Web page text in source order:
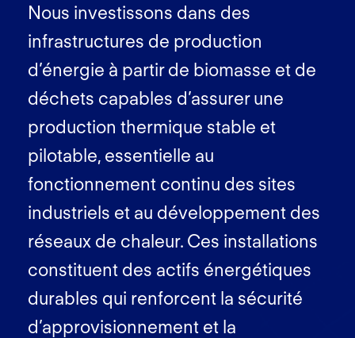
Nous investissons dans des
infrastructures de production
d’énergie à partir de biomasse et de
déchets capables d’assurer une
production thermique stable et
pilotable, essentielle au
fonctionnement continu des sites
industriels et au développement des
réseaux de chaleur. Ces installations
constituent des actifs énergétiques
durables qui renforcent la sécurité
d’approvisionnement et la